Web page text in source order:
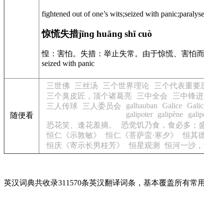
fightened out of one’s wits;seized with
惊慌失措jīnɡ huānɡ shī cuò
惶：害怕。失措：举止失常。由于惊慌、害怕而不
seized with panic
随便看
三世佛 三丝汤 三个世界理论 三个代表重要
三个臭皮匠，顶个诸葛亮
三中全会 三中锋
三人传球
三人委员会 galhauban Galice
galipoter
galipène
恐花笑、逢花羞摘。
恐觉饥乃食，食必多；
恒仁《示敦敏》
恒仁《菩萨蛮·寒夕》 恒其
恒庆《寄示长男桂芳》
恒星观测 恒河一沙
英汉词典共收录311570条英汉翻译词条，基本覆盖所有常